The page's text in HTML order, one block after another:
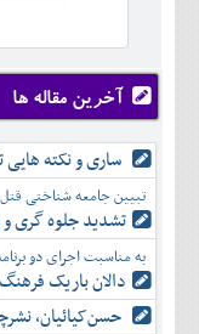
دی
بهمن
اسفند
آبان
آذر
دی
بهمن
اسفند
شهريور
مهر
آبان
آذر
دی
بهمن
اسفند
تير
مرداد
شهريور
مهر
آبان
آذر
دی
بهمن
اسفند
آخرین مقاله ها
ساری و نکته
تبیین جامعه شناختی
تشدید جلوه‌ گری
به مناسبت اجرای دو
دالان باریک
حسن‌کیائیان،